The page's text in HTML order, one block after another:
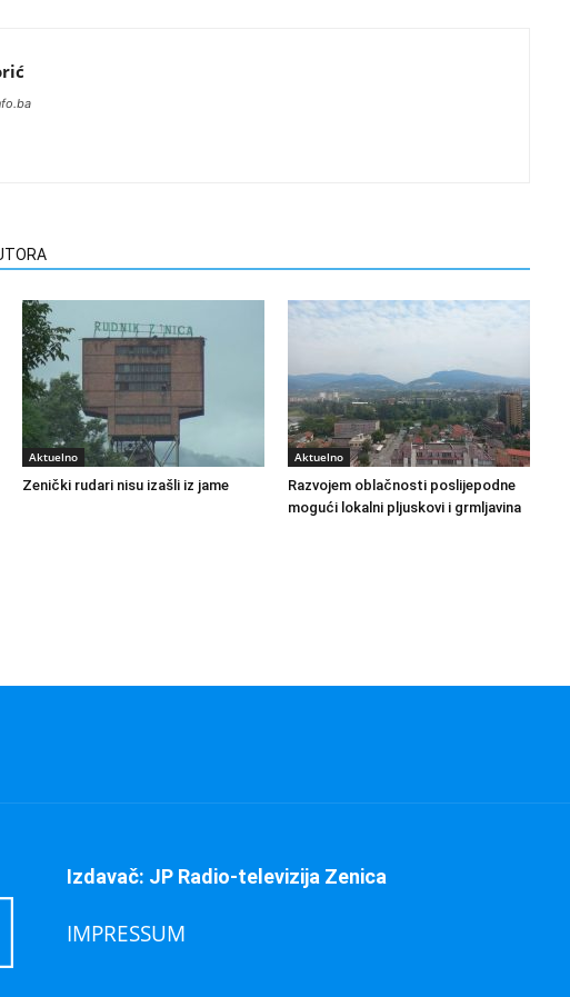
Aktuelno
Zenički rudari nisu izašli iz jame
Aktuelno
Razvojem oblačnosti poslijepodne
mogući lokalni pljuskovi i grmljavina
Izdavač: JP Radio-televizija Zenica
IMPRESSUM